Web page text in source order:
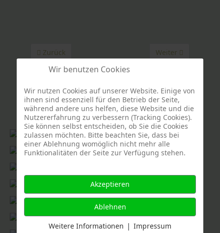
Vorheriger Beitrag: Grabmale bearbeitet
Zurück Nächster Beitrag:
Weiter
Wir benutzen Cookies
Wir nutzen Cookies auf unserer Website. Einige von
ihnen sind essenziell für den Betrieb der Seite,
während andere uns helfen, diese Website und die
Nutzererfahrung zu verbessern (Tracking Cookies).
Sie können selbst entscheiden, ob Sie die Cookies
zulassen möchten. Bitte beachten Sie, dass bei
einer Ablehnung womöglich nicht mehr alle
Funktionalitäten der Seite zur Verfügung stehen.
Akzeptieren
Ablehnen
Weitere Informationen | Impressum